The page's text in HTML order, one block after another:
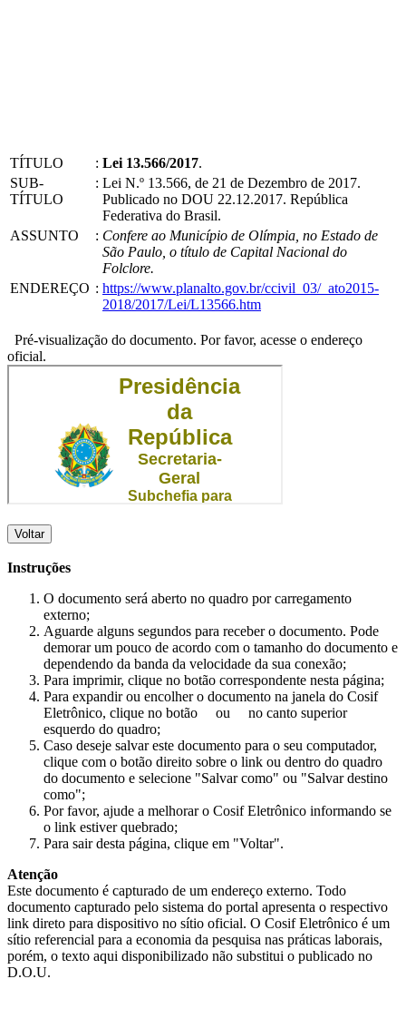
TÍTULO : Lei 13.566/2017.
SUB-
TÍTULO
: Lei N.º 13.566, de 21 de Dezembro de 2017.
Publicado no DOU 22.12.2017. República
Federativa do Brasil.
ASSUNTO
: Confere ao Município de Olímpia, no Estado de
São Paulo, o título de Capital Nacional do
Folclore.
ENDEREÇO : https://www.planalto.gov.br/ccivil_03/_ato2015-
2018/2017/Lei/L13566.htm
Pré-visualização do documento. Por favor, acesse o endereço
oficial.
Voltar
Instruções
O documento será aberto no quadro por carregamento
externo;
Aguarde alguns segundos para receber o documento. Pode
demorar um pouco de acordo com o tamanho do documento e
dependendo da banda da velocidade da sua conexão;
Para imprimir, clique no botão correspondente nesta página;
Para expandir ou encolher o documento na janela do Cosif
Eletrônico, clique no botão
ou
no canto superior
esquerdo do quadro;
Caso deseje salvar este documento para o seu computador,
clique com o botão direito sobre o link ou dentro do quadro
do documento e selecione "Salvar como" ou "Salvar destino
como";
Por favor, ajude a melhorar o Cosif Eletrônico informando se
o link estiver quebrado;
Para sair desta página, clique em "Voltar".
Atenção
Este documento é capturado de um endereço externo. Todo
documento capturado pelo sistema do portal apresenta o respectivo
link direto para dispositivo no sítio oficial. O Cosif Eletrônico é um
sítio referencial para a economia da pesquisa nas práticas laborais,
porém, o texto aqui disponibilizado não substitui o publicado no
D.O.U.